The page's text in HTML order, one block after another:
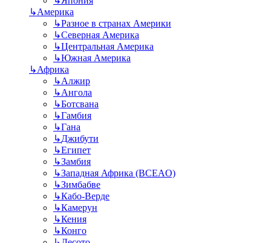
↳Америка
↳Разное в странах Америки
↳Северная Америка
↳Центральная Америка
↳Южная Америка
↳Африка
↳Алжир
↳Ангола
↳Ботсвана
↳Гамбия
↳Гана
↳Джибути
↳Египет
↳Замбия
↳Западная Африка (BCEAO)
↳Зимбабве
↳Кабо-Верде
↳Камерун
↳Кения
↳Конго